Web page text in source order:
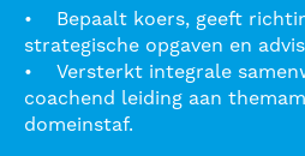
• Bepaalt koers, geeft
strategische opgaven en
• Versterkt integrale
coachend leiding aan
domeinstaf.